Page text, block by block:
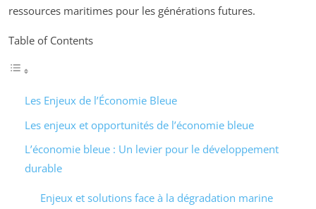
ressources maritimes pour les générations futures.
Table of Contents
Les Enjeux de l’Économie Bleue
Les enjeux et opportunités de l’économie bleue
L’économie bleue : Un levier pour le développement
durable
Enjeux et solutions face à la dégradation marine